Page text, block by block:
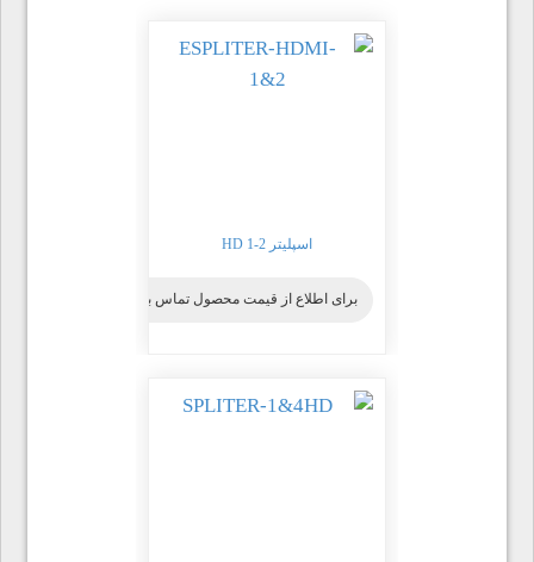
اسپلیتر HD 1-2
برای اطلاع از قیمت محصول تماس بگیرید